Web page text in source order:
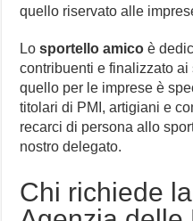
quello riservato alle
Lo sportello amico è
contribuenti e finalizzato
quello per le imprese è
titolari di PMI, artigiani e
recarci di persona allo
nostro delegato.
Chi richiede